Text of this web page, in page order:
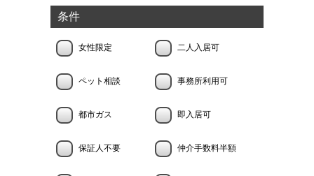
条件
女性限定 二人入居可
ペット相談 事務所利用可
都市ガス 即入居可
保証人不要 仲介手数料半額